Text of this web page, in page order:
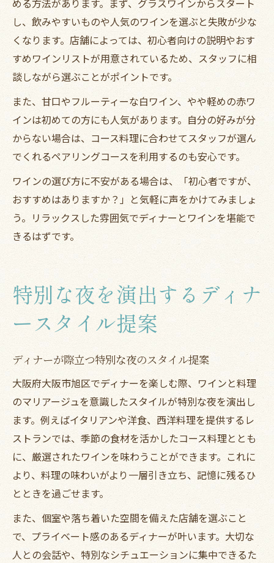
める方法があります。まず、グラスワインからスタート
し、飲みやすいものや人気のワインを選ぶと失敗が少な
くなります。店舗によっては、初心者向けの説明やおす
すめワインリストが用意されているため、スタッフに相
談しながら選ぶことがポイントです。
また、甘口やフルーティーな白ワイン、やや軽めの赤ワ
インは初めての方にも人気があります。自分の好みが分
からない場合は、コース料理に合わせてスタッフが選ん
でくれるペアリングコースを利用するのも安心です。
ワインの選び方に不安がある場合は、「初心者ですが、
おすすめはありますか？」と気軽に声をかけてみましょ
う。リラックスした雰囲気でディナーとワインを堪能で
きるはずです。
特別な夜を演出するディナ
ースタイル提案
ディナーが際立つ特別な夜のスタイル提案
大阪府大阪市旭区でディナーを楽しむ際、ワインと料理
のマリアージュを意識したスタイルが特別な夜を演出し
ます。例えばイタリアンや洋食、西洋料理を提供するレ
ストランでは、季節の食材を活かしたコース料理ととも
に、厳選されたワインを味わうことができます。これに
より、料理の味わいがより一層引き立ち、記憶に残るひ
とときを過ごせます。
また、個室や落ち着いた空間を備えた店舗を選ぶこと
で、プライベート感のあるディナーが叶います。大切な
人との会話や、特別なシチュエーションに集中できるた